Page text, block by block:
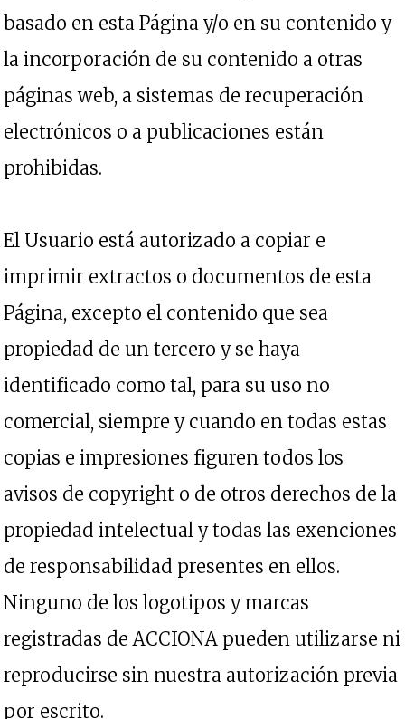
basado en esta Página y/o en su contenido y
la incorporación de su contenido a otras
páginas web, a sistemas de recuperación
electrónicos o a publicaciones están
prohibidas.
El Usuario está autorizado a copiar e
imprimir extractos o documentos de esta
Página, excepto el contenido que sea
propiedad de un tercero y se haya
identificado como tal, para su uso no
comercial, siempre y cuando en todas estas
copias e impresiones figuren todos los
avisos de copyright o de otros derechos de la
propiedad intelectual y todas las exenciones
de responsabilidad presentes en ellos.
Ninguno de los logotipos y marcas
registradas de ACCIONA pueden utilizarse ni
reproducirse sin nuestra autorización previa
por escrito.